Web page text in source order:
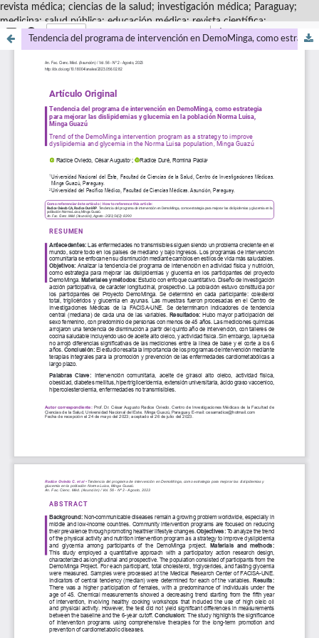
revista médica; ciencias de la salud; investigación médica; Paraguay;
medicina; salud pública; educación médica; revista científica;
Tendencia del programa de intervención en DemoMinga, como estrategia para mejorar las dislipidemias y glucemia en la población Norma Luisa, Minga Guazú